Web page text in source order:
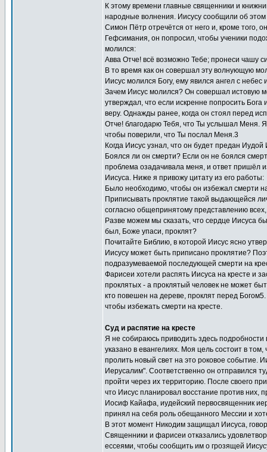
К этому времени главные священники и
народные волнения. Иисусу сообщили об
Симон Пётр отречётся от него и, кроме того,
Гефсимания, он попросил, чтобы ученики
молился:
Авва Отче! всё возможно Тебе; пронеси чашу
В то время как он совершал эту волнующую
Иисус молился Богу, ему явился ангел с небес
Зачем Иисус молился? Он совершал истовую
утверждал, что если искренне попросить
веру. Однажды ранее, когда он стоял перед
Отче! благодарю Тебя, что Ты услышал Меня.
чтобы поверили, что Ты послал Меня.3
Когда Иисус узнал, что он будет предан
Боялся ли он смерти? Если он не боялся
проблема озадачивала меня, и ответ пришёл
Иисуса. Ниже я привожу цитату из его работы:
Было необходимо, чтобы он избежал смерти
Приписывать проклятие такой выдающейся
согласно общепринятому представлению
Разве можем мы сказать, что сердце Иисуса
был, Боже упаси, проклят?
Почитайте Библию, в которой Иисус ясно
Иисусу может быть приписано проклятие?
подразумеваемой последующей смерти на
Фарисеи хотели распять Иисуса на кресте и
проклятых - а проклятый человек не может
кто повешен на дереве, проклят перед
чтобы избежать смерти на кресте.
Суд и распятие на кресте
Я не собираюсь приводить здесь подробности
указано в евангелиях. Моя цель состоит в
пролить новый свет на это роковое событие.
Иерусалим". Соответственно он отправился
пройти через их территорию. После своего
что Иисус планировал восстание против них,
Иосиф Кайафа, иудейский первосвященник
принял на себя роль обещанного Мессии и
В этот момент Никодим защищал Иисуса,
Священники и фарисеи отказались
ессеями, чтобы сообщить им о грозящей